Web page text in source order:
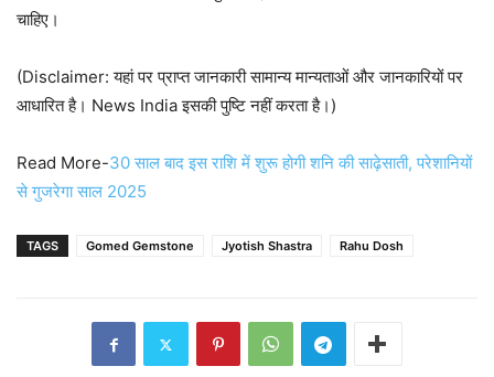
चाहिए।
(Disclaimer: यहां पर प्राप्त जानकारी सामान्य मान्यताओं और जानकारियों पर
आधारित है। News India इसकी पुष्टि नहीं करता है।)
Read More-30 साल बाद इस राशि में शुरू होगी शनि की साढ़ेसाती, परेशानियों
से गुजरेगा साल 2025
TAGS Gomed Gemstone Jyotish Shastra Rahu Dosh